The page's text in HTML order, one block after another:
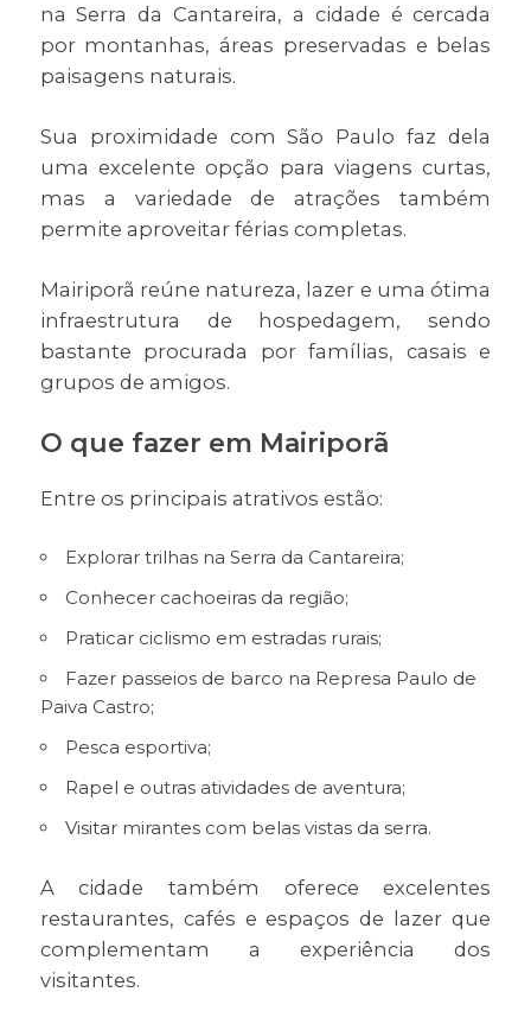
na Serra da Cantareira, a cidade é cercada
por montanhas, áreas preservadas e belas
paisagens naturais.
Sua proximidade com São Paulo faz dela
uma excelente opção para viagens curtas,
mas a variedade de atrações também
permite aproveitar férias completas.
Mairiporã reúne natureza, lazer e uma ótima
infraestrutura de hospedagem, sendo
bastante procurada por famílias, casais e
grupos de amigos.
O que fazer em Mairiporã
Entre os principais atrativos estão:
Explorar trilhas na Serra da Cantareira;
Conhecer cachoeiras da região;
Praticar ciclismo em estradas rurais;
Fazer passeios de barco na Represa Paulo de
Paiva Castro;
Pesca esportiva;
Rapel e outras atividades de aventura;
Visitar mirantes com belas vistas da serra.
A cidade também oferece excelentes
restaurantes, cafés e espaços de lazer que
complementam a experiência dos
visitantes.